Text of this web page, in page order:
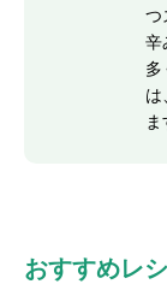
つ
辛
多
は
ま
おすすめレ